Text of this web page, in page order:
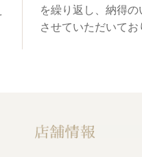
を繰り返し、納得
させていただいてお